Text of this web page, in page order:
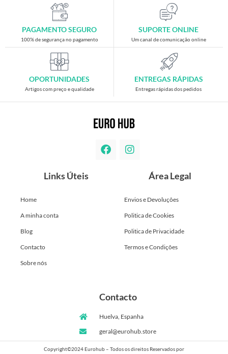
PAGAMENTO SEGURO
100% de segurança no pagamento
SUPORTE ONLINE
Um canal de comunicação online
OPORTUNIDADES
Artigos com preço e qualidade
ENTREGAS RÁPIDAS
Entregas rápidas dos pedidos
Links Úteis
Home
A minha conta
Blog
Contacto
Sobre nós
Área Legal
Envios e Devoluções
Politica de Cookies
Politica de Privacidade
Termos e Condições
Contacto
Huelva, Espanha
geral@eurohub.store
Copyright©2024 Eurohub – Todos os direitos Reservados por